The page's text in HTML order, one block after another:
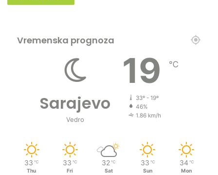
Vremenska prognoza
Sarajevo
Vedro
19 ℃
33º - 19º
46%
1.86 km/h
33 ℃
Thu
33 ℃
Fri
32 ℃
Sat
33 ℃
Sun
34 ℃
Mon